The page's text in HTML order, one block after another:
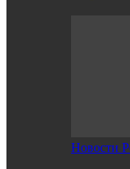
Новости